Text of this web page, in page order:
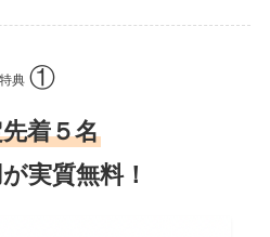
特典
着５名
実質無料！